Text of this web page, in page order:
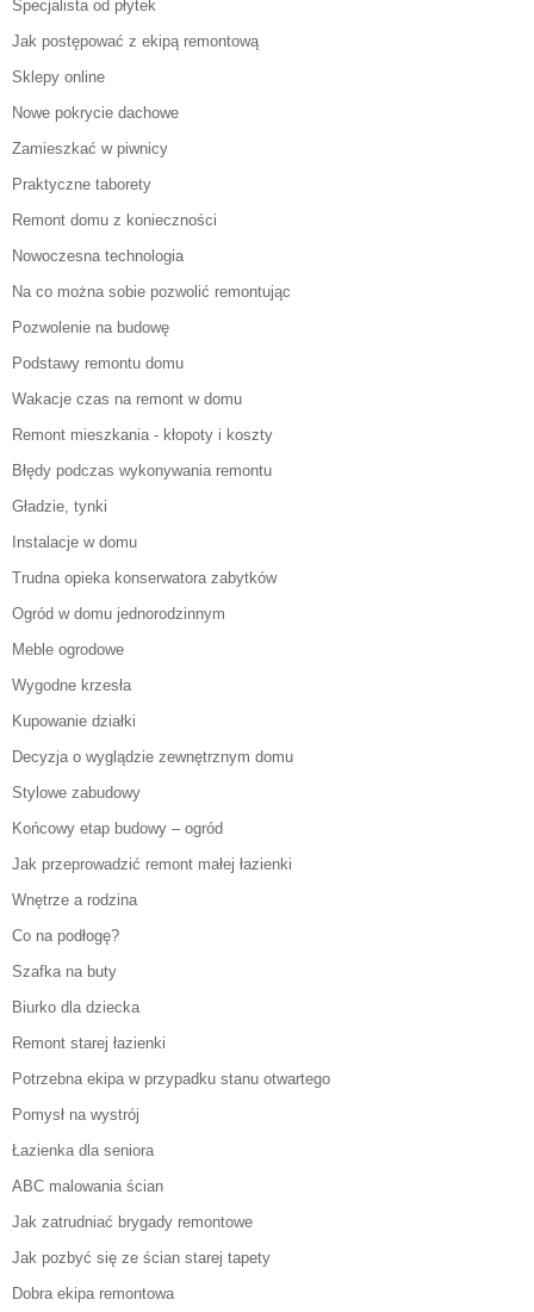
Specjalista od płytek
Jak postępować z ekipą remontową
Sklepy online
Nowe pokrycie dachowe
Zamieszkać w piwnicy
Praktyczne taborety
Remont domu z konieczności
Nowoczesna technologia
Na co można sobie pozwolić remontując
Pozwolenie na budowę
Podstawy remontu domu
Wakacje czas na remont w domu
Remont mieszkania - kłopoty i koszty
Błędy podczas wykonywania remontu
Gładzie, tynki
Instalacje w domu
Trudna opieka konserwatora zabytków
Ogród w domu jednorodzinnym
Meble ogrodowe
Wygodne krzesła
Kupowanie działki
Decyzja o wyglądzie zewnętrznym domu
Stylowe zabudowy
Końcowy etap budowy – ogród
Jak przeprowadzić remont małej łazienki
Wnętrze a rodzina
Co na podłogę?
Szafka na buty
Biurko dla dziecka
Remont starej łazienki
Potrzebna ekipa w przypadku stanu otwartego
Pomysł na wystrój
Łazienka dla seniora
ABC malowania ścian
Jak zatrudniać brygady remontowe
Jak pozbyć się ze ścian starej tapety
Dobra ekipa remontowa